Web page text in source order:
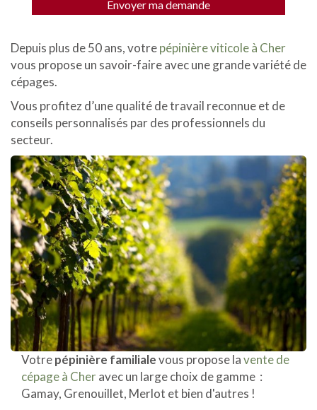
Envoyer ma demande
Depuis plus de 50 ans, votrepépinière viticole à Cher
vous propose un savoir-faire avec une grande variété de
cépages.
Vous profitez d’une qualité de travail reconnue et de
conseils personnalisés par des professionnels du
secteur.
Votrepépinière familialevous propose lavente de
cépage à Cheravec un large choix de gamme :
Gamay, Grenouillet, Merlot et bien d'autres !